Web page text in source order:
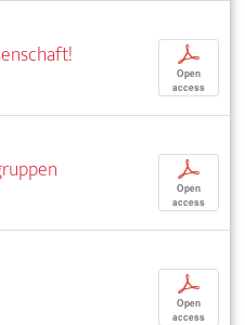
p
Open
access
p
Open
access
p
Open
access